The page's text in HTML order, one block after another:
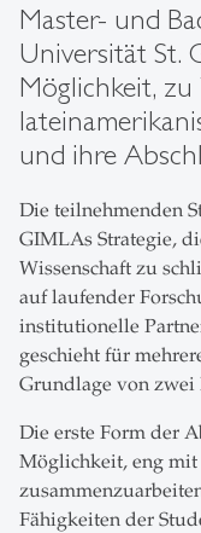
Master- und
Universität St.
Möglichkeit,
und ihre
Die teilnehmenden
GIMLAs Strategie,
Wissenschaft zu
auf laufender
institutionelle
geschieht für
Grundlage von
Die erste Form der
Möglichkeit, eng mit
Fähigkeiten der